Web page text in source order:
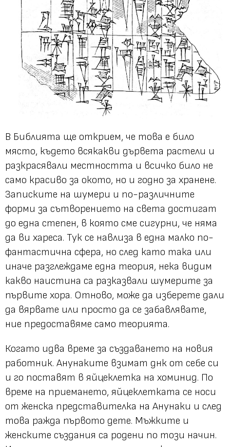
В Библията ще открием, че това е било
място, където всякакви дървета растели и
разкрасявали местността и всичко било не
само красиво за окото, но и годно за хранене.
Записките на шумери и по-различните
форми за сътворението на света достигат
до една степен, в която сме сигурни, че няма
да ви хареса. Тук се навлиза в една малко по-
фантастична сфера, но след като така или
иначе разглеждаме една теория, нека видим
какво наистина са разказвали шумерите за
първите хора. Отново, може да изберете дали
да вярвате или просто да се забавлявате,
ние предоставяме само теорията.
Когато идва време за създаването на новия
работник. Анунаките взимат днк от себе си
и го поставят в яйцеклетка на хоминид. По
време на приемането, яйцеклетката се носи
от женска представителка на Анунаки и след
това ражда първото дете. Мъжките и
женските създания са родени по този начин.